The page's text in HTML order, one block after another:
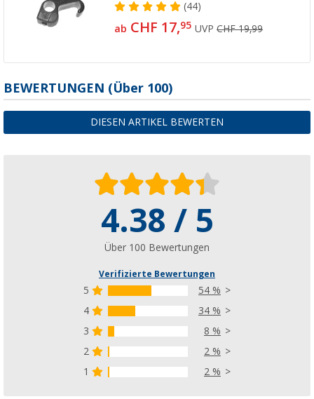
(44)
ab CHF 17,95 UVPCHF 19,99
BEWERTUNGEN (Über 100)
DIESEN ARTIKEL BEWERTEN
4.38 / 5
Über 100 Bewertungen
Verifizierte Bewertungen
5
54 %
4
34 %
3
8 %
2
2 %
1
2 %